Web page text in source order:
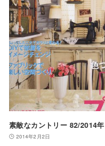
素敵なカントリー 82/2014年
2014年2月2日